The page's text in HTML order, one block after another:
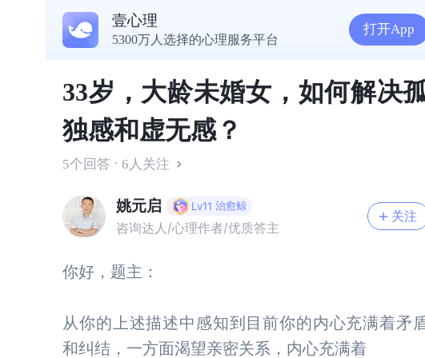
壹心理
5300万人选择的心理服务平台
打开App
33岁，大龄未婚女，如何解决
独感和虚无感？
5个回答 ·6人关注
姚元启 Lv11治愈鲸
咨询达人/心理作者/优质答主
关注
你好，题主：
从你的上述描述中感知到目前你的内心充满着矛
和纠结，一方面渴望亲密关系，内心充满着